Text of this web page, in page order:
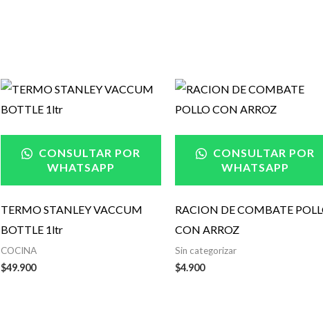
CONSULTAR POR
WHATSAPP
TERMO STANLEY VACCUM
BOTTLE 1ltr
COCINA
$49.900
CONSULTAR POR
WHATSAPP
RACION DE COMBATE
CON ARROZ
Sin categorizar
$4.900